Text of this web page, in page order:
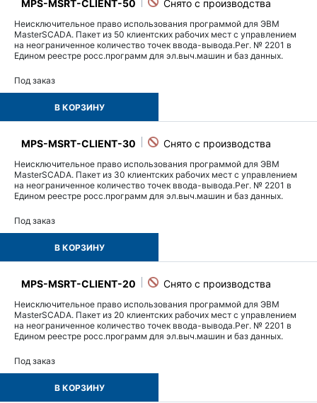
MPS-MSRT-CLIENT-50
Неисключительное право использования программой для ЭВМ
MasterSCADA. Пакет из 50 клиентских рабочих мест с управлением
на неограниченное количество точек ввода-вывода.Рег. № 2201 в
Едином реестре росс.программ для эл.выч.машин и баз данных.
Под заказ
В КОРЗИНУ
MPS-MSRT-CLIENT-30
Неисключительное право использования программой для ЭВМ
MasterSCADA. Пакет из 30 клиентских рабочих мест с управлением
на неограниченное количество точек ввода-вывода.Рег. № 2201 в
Едином реестре росс.программ для эл.выч.машин и баз данных.
Под заказ
В КОРЗИНУ
MPS-MSRT-CLIENT-20
Неисключительное право использования программой для ЭВМ
MasterSCADA. Пакет из 20 клиентских рабочих мест с управлением
на неограниченное количество точек ввода-вывода.Рег. № 2201 в
Едином реестре росс.программ для эл.выч.машин и баз данных.
Под заказ
В КОРЗИНУ